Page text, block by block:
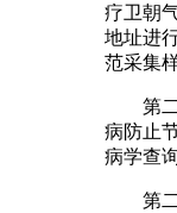
疗卫朝
地址进
范采集
第二
病防止
病学查
第二